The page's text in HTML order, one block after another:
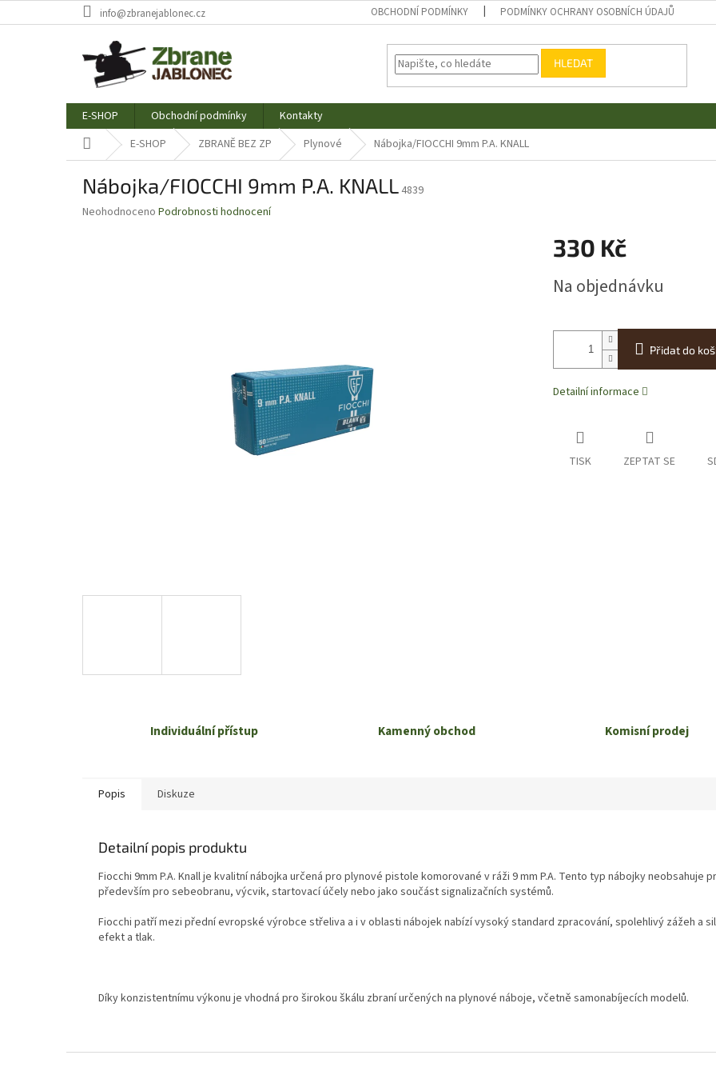
na
info@zbranejablonec.cz OBCHODNÍ PODMÍNKY PODMÍNKY OCHRANY OSOBNÍCH ÚDAJŮ
HLEDAT
E-SHOP Obchodní podmínky
Kontakty
Domů E-SHOP ZBRANĚ BEZ ZP Plynové Nábojka/FIOCCHI 9mm P.A. KNALL
Nábojka/FIOCCHI 9mm P.A. KNALL 4839
Průměrné
Neohodnoceno Podrobnosti hodnocení
330 Kč
cena:
Na objednávku
Přidat do
Detailní informace
TISK ZEPTAT SE
Individuální přístup Kamenný obchod Komisní prodej
Popis Diskuze
Detailní popis produktu
Fiocchi 9mm P.A. Knall je kvalitní nábojka určená pro plynové pistole komorované v ráži 9 mm P.A. Tento typ nábojky neobsahuje
především pro sebeobranu, výcvik, startovací účely nebo jako součást signalizačních systémů.
Fiocchi patří mezi přední evropské výrobce střeliva a i v oblasti nábojek nabízí vysoký standard zpracování, spolehlivý zážeh a
efekt a tlak.
Díky konzistentnímu výkonu je vhodná pro širokou škálu zbraní určených na plynové náboje, včetně samonabíjecích modelů.